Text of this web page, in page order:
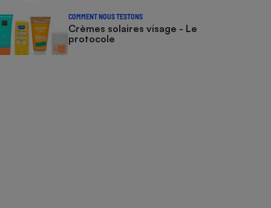
COMMENT NOUS TESTONS
Crèmes solaires visage - Le
protocole